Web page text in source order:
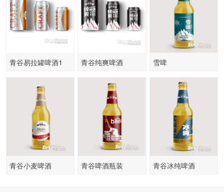
青谷易拉罐啤酒1 青谷纯爽啤酒 雪啤
青谷小麦啤酒 青谷啤酒瓶装 青谷冰纯啤酒